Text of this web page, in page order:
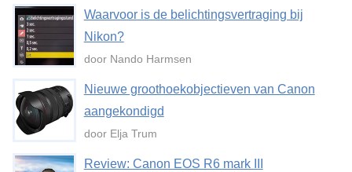
Waarvoor is de belichtingsvertraging bij
Nikon?
door Nando Harmsen
Nieuwe groothoekobjectieven van Canon
aangekondigd
door Elja Trum
Review: Canon EOS R6 mark III